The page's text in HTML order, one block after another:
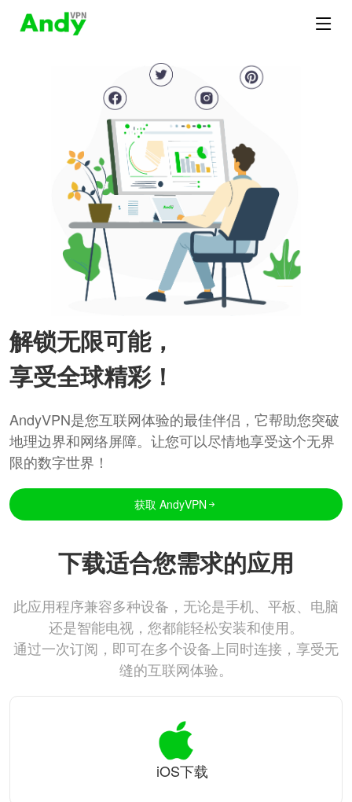
解锁无限可能，
享受全球精彩！
AndyVPN是您互联网体验的最佳伴侣，它帮助您突破
地理边界和网络屏障。让您可以尽情地享受这个无界
限的数字世界！
获取 AndyVPN
下载适合您需求的应用
此应用程序兼容多种设备，无论是手机、平板、电脑
还是智能电视，您都能轻松安装和使用。
通过一次订阅，即可在多个设备上同时连接，享受无
缝的互联网体验。
iOS下载